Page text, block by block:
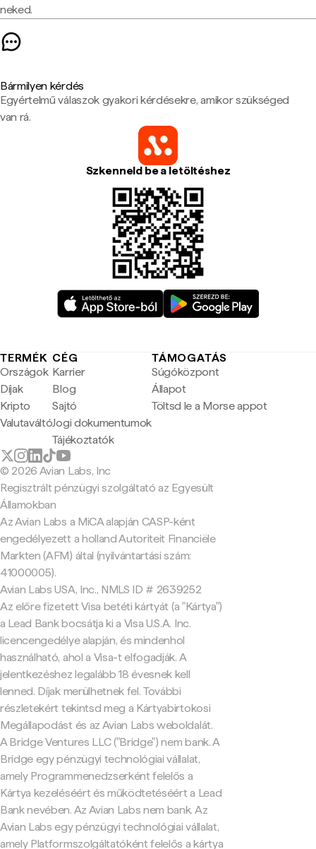
neked.
Bármilyen kérdés
Egyértelmű válaszok gyakori kérdésekre, amikor szükséged
van rá.
Szkenneld be a letöltéshez
TERMÉK
Országok
Díjak
Kripto
Valutaváltó
CÉG
Karrier
Blog
Sajtó
Jogi dokumentumok
Tájékoztatók
TÁMOGATÁS
Súgóközpont
Állapot
Töltsd le a Morse appot
© 2026 Avian Labs, Inc
Regisztrált pénzügyi szolgáltató az Egyesült
Államokban
Az Avian Labs a MiCA alapján CASP-ként
engedélyezett a holland Autoriteit Financiële
Markten (AFM) által (nyilvántartási szám:
41000005).
Avian Labs USA, Inc., NMLS ID # 2639252
Az előre fizetett Visa betéti kártyát (a "Kártya")
a Lead Bank bocsátja ki a Visa U.S.A. Inc.
licencengedélye alapján, és mindenhol
használható, ahol a Visa-t elfogadják. A
jelentkezéshez legalább 18 évesnek kell
lenned. Díjak merülhetnek fel. További
részletekért tekintsd meg a Kártyabirtokosi
Megállapodást és az Avian Labs weboldalát.
A Bridge Ventures LLC ("Bridge") nem bank. A
Bridge egy pénzügyi technológiai vállalat,
amely Programmenedzserként felelős a
Kártya kezeléséért és működtetéséért a Lead
Bank nevében. Az Avian Labs nem bank. Az
Avian Labs egy pénzügyi technológiai vállalat,
amely Platformszolgáltatóként felelős a kártya